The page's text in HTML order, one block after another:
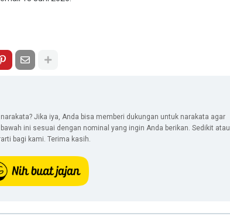
Jika iya, Anda bisa memberi dukungan untuk narakata agar
ini sesuai dengan nominal yang ingin Anda berikan. Sedikit atau
bagi kami. Terima kasih.